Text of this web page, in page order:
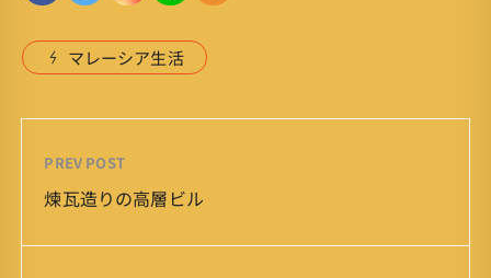
マレーシア生活
PREV POST
煉瓦造りの高層ビル